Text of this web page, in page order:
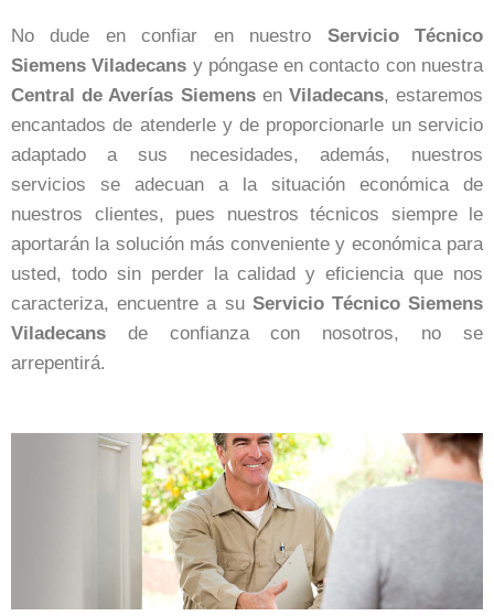
No dude en confiar en nuestro Servicio Técnico
Siemens Viladecans y póngase en contacto con nuestra
Central de Averías Siemensen Viladecans, estaremos
encantados de atenderle y de proporcionarle un servicio
adaptado a sus necesidades, además, nuestros
servicios se adecuan a la situación económica de
nuestros clientes, pues nuestros técnicos siempre le
aportarán la solución más conveniente y económica para
usted, todo sin perder la calidad y eficiencia que nos
caracteriza, encuentre a su Servicio Técnico Siemens
Viladecans de confianza con nosotros, no se
arrepentirá.